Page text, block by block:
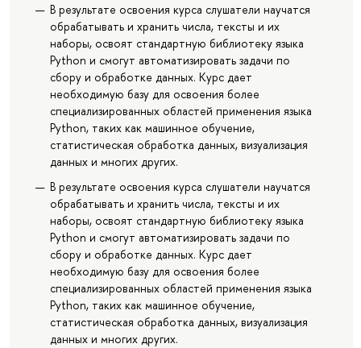
В результате освоения курса слушатели научатся
обрабатывать и хранить числа, тексты и их
наборы, освоят стандартную библиотеку языка
Python и смогут автоматизировать задачи по
сбору и обработке данных. Курс дает
необходимую базу для освоения более
специализированных областей применения языка
Python, таких как машинное обучение,
статистическая обработка данных, визуализация
данных и многих других.
В результате освоения курса слушатели научатся
обрабатывать и хранить числа, тексты и их
наборы, освоят стандартную библиотеку языка
Python и смогут автоматизировать задачи по
сбору и обработке данных. Курс дает
необходимую базу для освоения более
специализированных областей применения языка
Python, таких как машинное обучение,
статистическая обработка данных, визуализация
данных и многих других.